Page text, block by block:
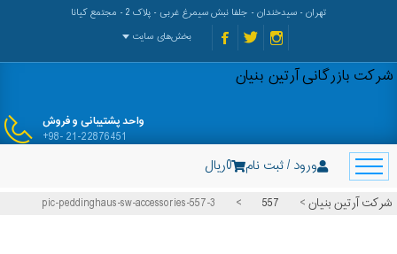
تهران - سیدخندان - جلفا نبش سیمرغ غربی - پلاک 2 - مجتمع کیانا
بخش‌های سایت
شرکت بازرگانی آرتین بنیان
واحد پشتیبانی و فروش
+98- 21-22876451
ورود / ثبت نام 0ریال
شرکت آرتین بنیان>
557
>
pic-peddinghaus-sw-accessories-557-3